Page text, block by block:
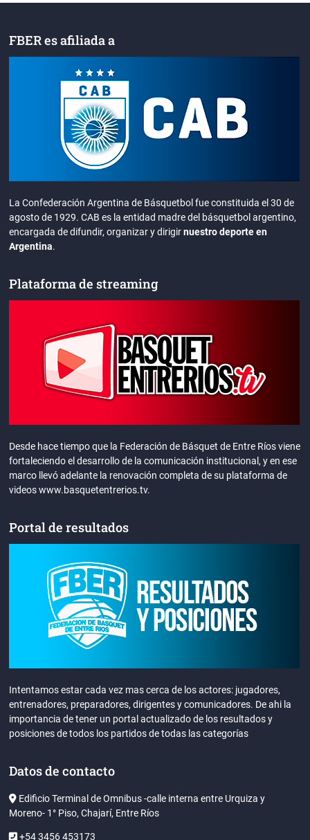
FBER es afiliada a
La Confederación Argentina de Básquetbol fue constituida el 30 de
agosto de 1929. CAB es la entidad madre del básquetbol argentino,
encargada de difundir, organizar y dirigirnuestro deporte en
Argentina.
Plataforma de streaming
Desde hace tiempo que la Federación de Básquet de Entre Ríos viene
fortaleciendo el desarrollo de la comunicación institucional, y en ese
marco llevó adelante la renovación completa de su plataforma de
videos www.basquetentrerios.tv.
Portal de resultados
Intentamos estar cada vez mas cerca de los actores: jugadores,
entrenadores, preparadores, dirigentes y comunicadores. De ahi la
importancia de tener un portal actualizado de los resultados y
posiciones de todos los partidos de todas las categorías
Datos de contacto
Edificio Terminal de Omnibus -calle interna entre Urquiza y
Moreno- 1° Piso, Chajarí, Entre Ríos
+54 3456 453173